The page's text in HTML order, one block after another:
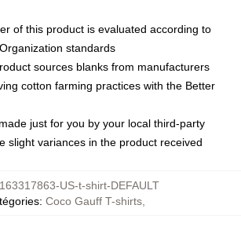
of this product is evaluated according to
standards
sources blanks from manufacturers
cotton farming practices with the Better
just for you by your local third-party
slight variances in the product received
163317863-US-t-shirt-DEFAULT
: Coco Gauff T-shirts